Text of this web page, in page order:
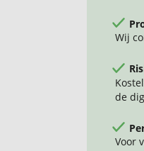
Wij
de
Voor